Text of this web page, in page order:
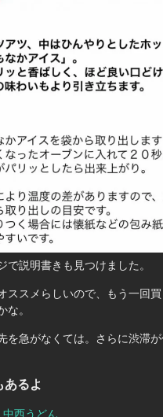
で説明書きも見つけました。
ススメらしいので、もう一回
な。
を急がなくては。さらに渋滞
あるよ
中西うどん